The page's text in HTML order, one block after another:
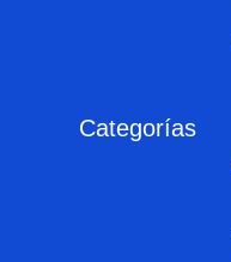
Categorías